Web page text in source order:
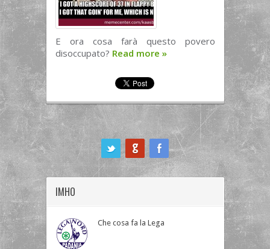
E ora cosa farà questo povero
disoccupato? Read more »
IMHO
Che cosa fa la Lega